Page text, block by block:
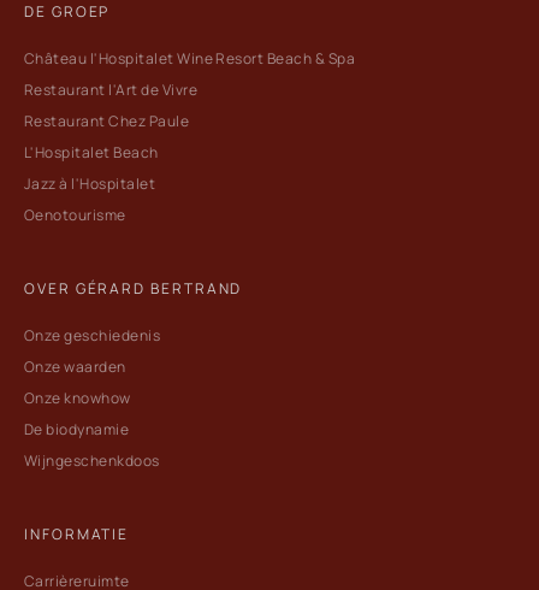
DE GROEP
Château l'Hospitalet Wine Resort Beach & Spa
Restaurant l'Art de Vivre
Restaurant Chez Paule
L'Hospitalet Beach
Jazz à l'Hospitalet
Oenotourisme
OVER GÉRARD BERTRAND
Onze geschiedenis
Onze waarden
Onze knowhow
De biodynamie
Wijngeschenkdoos
INFORMATIE
Carrièreruimte